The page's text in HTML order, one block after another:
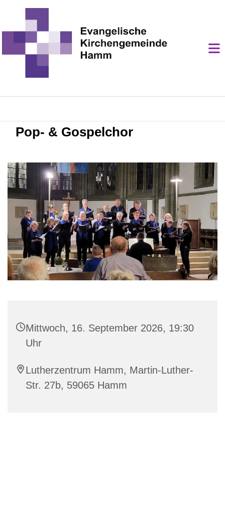
Pop- & Gospelchor
Mittwoch, 16. September 2026, 19:30
Uhr
Lutherzentrum Hamm, Martin-Luther-
Str. 27b, 59065 Hamm